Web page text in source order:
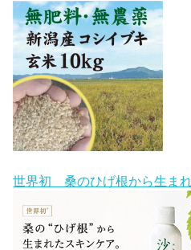
世界初 桑のひげ根から生ま